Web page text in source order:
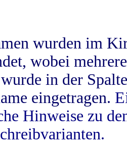
wurden im
wobei
in der
eingetragen.
Hinweise zu